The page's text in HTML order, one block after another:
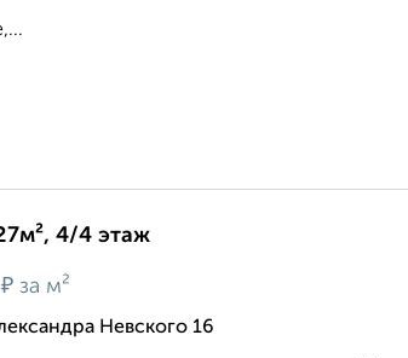
4/4 этаж
₽ за м²
Невского 16